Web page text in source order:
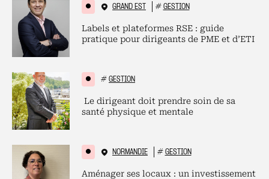
GRAND EST # GESTION
Labels et plateformes RSE : guide
pratique pour dirigeants de PME et d’ETI
# GESTION
Le dirigeant doit prendre soin de sa
santé physique et mentale
NORMANDIE # GESTION
Aménager ses locaux : un investissement